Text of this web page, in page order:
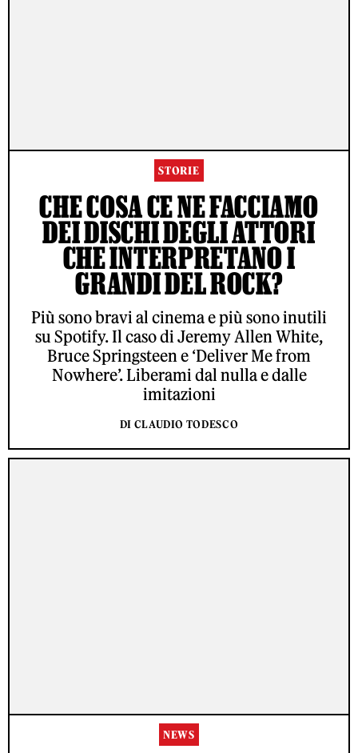
STORIE
CHE COSA CE NE FACCIAMO
DEI DISCHI DEGLI ATTORI
CHE INTERPRETANO I
GRANDI DEL ROCK?
Più sono bravi al cinema e più sono inutili
su Spotify. Il caso di Jeremy Allen White,
Bruce Springsteen e ‘Deliver Me from
Nowhere’. Liberami dal nulla e dalle
imitazioni
DI CLAUDIO TODESCO
NEWS